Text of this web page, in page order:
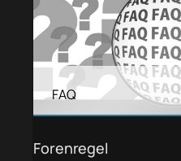
FAQ
Forenregel